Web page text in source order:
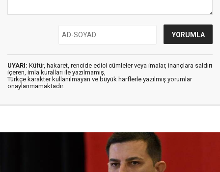
UYARI: Küfür, hakaret, rencide edici cümleler veya imalar, inançlara saldırı
içeren, imla kuralları ile yazılmamış,
Türkçe karakter kullanılmayan ve büyük harflerle yazılmış yorumlar
onaylanmamaktadır.